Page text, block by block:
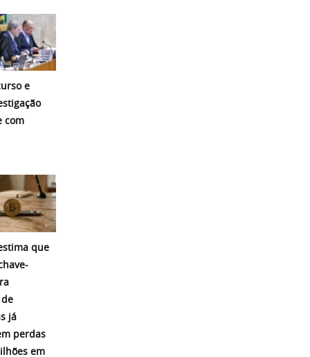
e
com
que
já
perdas
em